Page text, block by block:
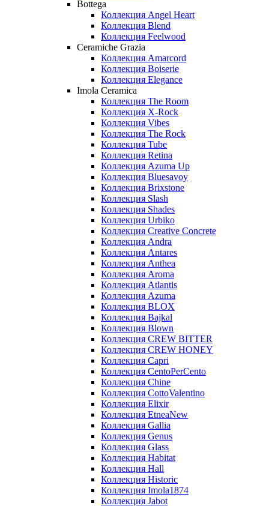
Bottega
Коллекция Angel Heart
Коллекция Blend
Коллекция Feelwood
Ceramiche Grazia
Коллекция Amarcord
Коллекция Boiserie
Коллекция Elegance
Imola Ceramica
Коллекция The Room
Коллекция X-Rock
Коллекция Vibes
Коллекция The Rock
Коллекция Tube
Коллекция Retina
Коллекция Azuma Up
Коллекция Bluesavoy
Коллекция Brixstone
Коллекция Slash
Коллекция Shades
Коллекция Urbiko
Коллекция Creative Concrete
Коллекция Andra
Коллекция Antares
Коллекция Anthea
Коллекция Aroma
Коллекция Atlantis
Коллекция Azuma
Коллекция BLOX
Коллекция Bajkal
Коллекция Blown
Коллекция CREW BITTER
Коллекция CREW HONEY
Коллекция Capri
Коллекция CentoPerCento
Коллекция Chine
Коллекция CottoValentino
Коллекция Elixir
Коллекция EtneaNew
Коллекция Gallia
Коллекция Genus
Коллекция Glass
Коллекция Habitat
Коллекция Hall
Коллекция Historic
Коллекция Imola1874
Коллекция Jabot